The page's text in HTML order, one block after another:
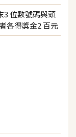
3 位數號碼與頭
各得獎金2 百元